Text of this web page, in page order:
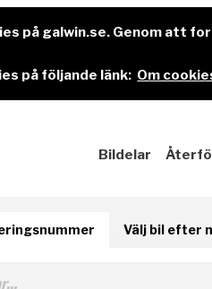
på galwin.se. Genom att
på följande länk: Om
Bildelar
Välj bil efter